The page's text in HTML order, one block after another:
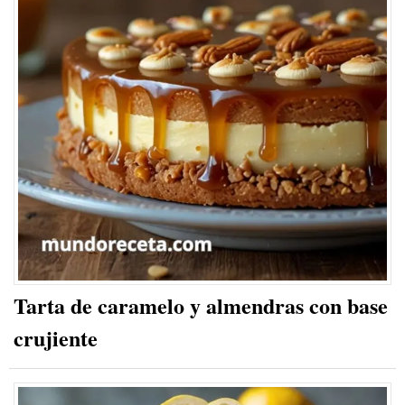
Tarta de caramelo y almendras con base
crujiente